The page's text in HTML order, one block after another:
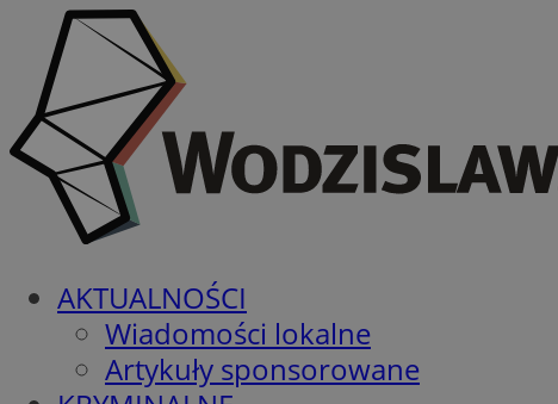
AKTUALNOŚCI
Wiadomości lokalne
Artykuły sponsorowane